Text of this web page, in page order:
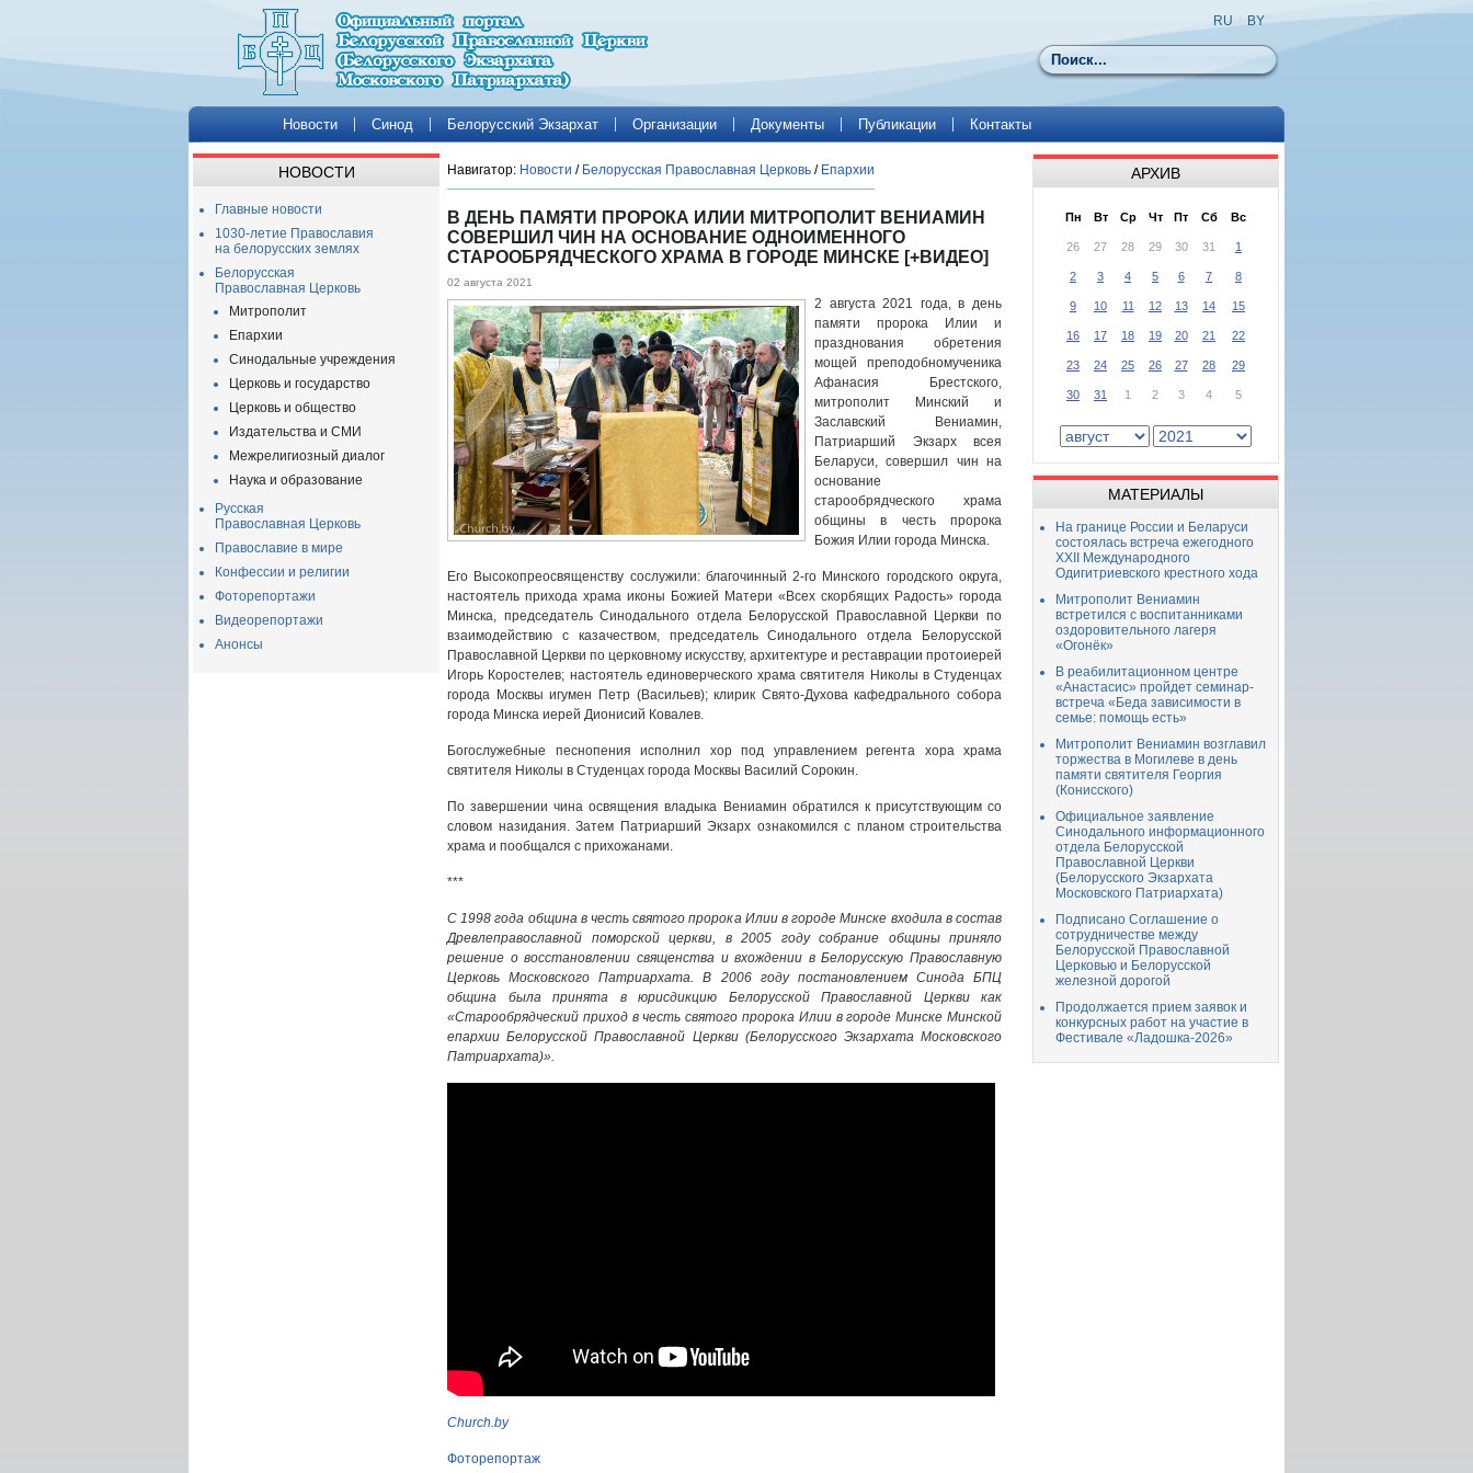
Поиск
RU BY
Новости Синод Белорусский Экзархат Организации Документы Публикации Контакты
НОВОСТИ
Главные новости
1030-летие Православия
на белорусских землях
Белорусская
Православная Церковь
Митрополит
Епархии
Синодальные учреждения
Церковь и государство
Церковь и общество
Издательства и СМИ
Межрелигиозный диалог
Наука и образование
Русская
Православная Церковь
Православие в мире
Конфессии и религии
Фоторепортажи
Видеорепортажи
Анонсы
Навигатор: Новости / Белорусская Православная Церковь / Епархии
В ДЕНЬ ПАМЯТИ ПРОРОКА ИЛИИ МИТРОПОЛИТ ВЕНИАМИН
СОВЕРШИЛ ЧИН НА ОСНОВАНИЕ ОДНОИМЕННОГО
СТАРООБРЯДЧЕСКОГО ХРАМА В ГОРОДЕ МИНСКЕ [+ВИДЕО]
02 августа 2021
2 августа 2021 года, в день
памяти пророка Илии и
празднования обретения
мощей преподобномученика
Афанасия Брестского,
митрополит Минский и
Заславский Вениамин,
Патриарший Экзарх всея
Беларуси, совершил чин на
основание
старообрядческого храма
общины в честь пророка
Божия Илии города Минска.
Его Высокопреосвященству сослужили: благочинный 2-го Минского городского округа,
настоятель прихода храма иконы Божией Матери «Всех скорбящих Радость» города
Минска, председатель Синодального отдела Белорусской Православной Церкви по
взаимодействию с казачеством, председатель Синодального отдела Белорусской
Православной Церкви по церковному искусству, архитектуре и реставрации протоиерей
Игорь Коростелев; настоятель единоверческого храма святителя Николы в Студенцах
города Москвы игумен Петр (Васильев); клирик Свято-Духова кафедрального собора
города Минска иерей Дионисий Ковалев.
Богослужебные песнопения исполнил хор под управлением регента хора храма
святителя Николы в Студенцах города Москвы Василий Сорокин.
По завершении чина освящения владыка Вениамин обратился к присутствующим со
словом назидания. Затем Патриарший Экзарх ознакомился с планом строительства
храма и пообщался с прихожанами.
***
С 1998 года община в честь святого пророка Илии в городе Минске входила в состав
Древлеправославной поморской церкви, в 2005 году собрание общины приняло
решение о восстановлении священства и вхождении в Белорусскую Православную
Церковь Московского Патриархата. В 2006 году постановлением Синода БПЦ
община была принята в юрисдикцию Белорусской Православной Церкви как
«Старообрядческий приход в честь святого пророка Илии в городе Минске Минской
епархии Белорусской Православной Церкви (Белорусского Экзархата Московского
Патриархата)».
Church.by
Фоторепортаж
АРХИВ
Пн Вт Ср Чт Пт Сб Вс
26 27 28 29 30 31 1
2 3 4 5 6 7 8
9 10 11 12 13 14 15
16 17 18 19 20 21 22
23 24 25 26 27 28 29
30 31 1 2 3 4 5
МАТЕРИАЛЫ
На границе России и Беларуси
состоялась встреча ежегодного
XXII Международного
Одигитриевского крестного хода
Митрополит Вениамин
встретился с воспитанниками
оздоровительного лагеря
«Огонёк»
В реабилитационном центре
«Анастасис» пройдет семинар-
встреча «Беда зависимости в
семье: помощь есть»
Митрополит Вениамин возглавил
торжества в Могилеве в день
памяти святителя Георгия
(Конисского)
Официальное заявление
Синодального информационного
отдела Белорусской
Православной Церкви
(Белорусского Экзархата
Московского Патриархата)
Подписано Соглашение о
сотрудничестве между
Белорусской Православной
Церковью и Белорусской
железной дорогой
Продолжается прием заявок и
конкурсных работ на участие в
Фестивале «Ладошка-2026»